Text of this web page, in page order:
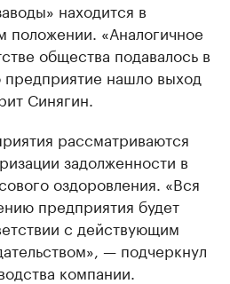
находится в
положении. «Аналогичное
общества подавалось в
нашло выход
Синягин.
рассматриваются
задолженности в
оздоровления. «Вся
предприятия будет
с действующим
— подчеркнул
компании.